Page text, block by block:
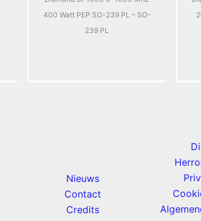
400 Watt PEP SO-239 PL – SO-
239 PL
Nieuws
Contact
Credits